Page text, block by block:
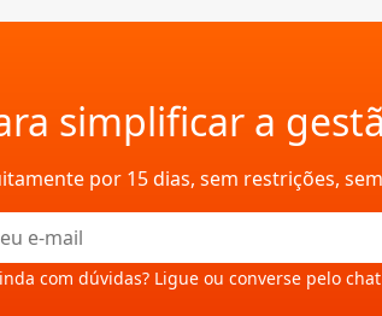
simplificar a
por 15 dias, sem restrições,
com dúvidas? Ligue ou converse pelo